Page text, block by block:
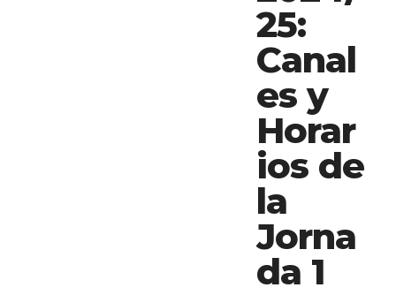
25:
Canal
es y
Horar
ios de
la
Jorna
da 1